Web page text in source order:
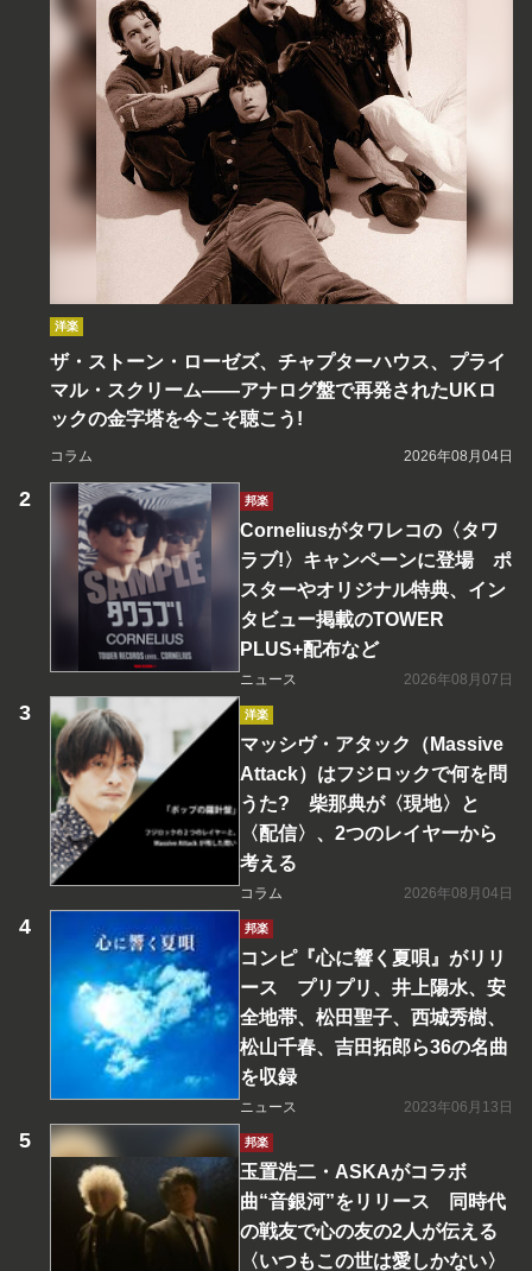
洋楽
ザ・ストーン・ローゼズ、チャプターハウス、プライ
マル・スクリーム――アナログ盤で再発されたUKロ
ックの金字塔を今こそ聴こう!
コラム 2026年08月04日
邦楽
Corneliusがタワレコの〈タワ
ラブ!〉キャンペーンに登場 ポ
スターやオリジナル特典、イン
タビュー掲載のTOWER
PLUS+配布など
ニュース 2026年08月07日
洋楽
マッシヴ・アタック（Massive
Attack）はフジロックで何を問
うた? 柴那典が〈現地〉と
〈配信〉、2つのレイヤーから
考える
コラム 2026年08月04日
邦楽
コンピ『心に響く夏唄』がリリ
ース プリプリ、井上陽水、安
全地帯、松田聖子、西城秀樹、
松山千春、吉田拓郎ら36の名曲
を収録
ニュース 2023年06月13日
邦楽
玉置浩二・ASKAがコラボ
曲“音銀河”をリリース 同時代
の戦友で心の友の2人が伝える
〈いつもこの世は愛しかない〉